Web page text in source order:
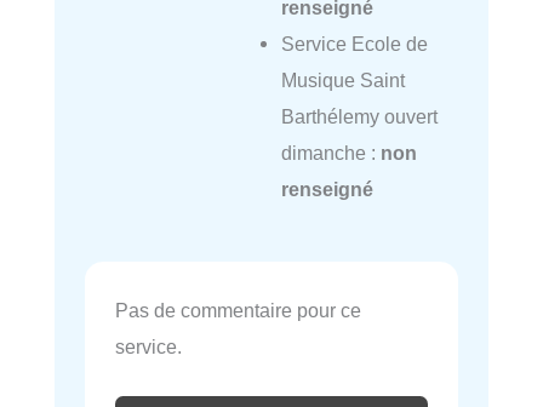
renseigné
Service Ecole de
Musique Saint
Barthélemy ouvert
dimanche : non
renseigné
Pas de commentaire pour ce
service.